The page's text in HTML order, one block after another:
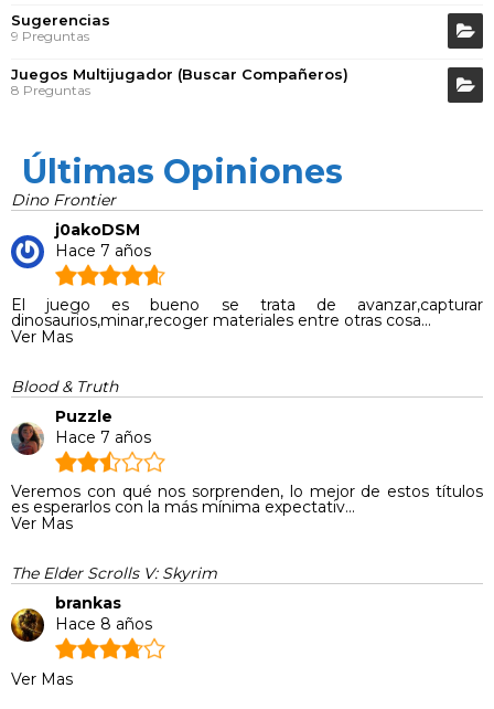
Sugerencias
9 Preguntas
Juegos Multijugador (Buscar Compañeros)
8 Preguntas
Últimas Opiniones
Dino Frontier
j0akoDSM
Hace 7 años
El juego es bueno se trata de avanzar,capturar
dinosaurios,minar,recoger materiales entre otras cosa...
Ver Mas
Blood & Truth
Puzzle
Hace 7 años
Veremos con qué nos sorprenden, lo mejor de estos títulos
es esperarlos con la más mínima expectativ...
Ver Mas
The Elder Scrolls V: Skyrim
brankas
Hace 8 años
Ver Mas